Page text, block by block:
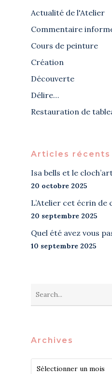
Actualité de l'Atelier
Commentaire
Cours de peinture
Création
Découverte
Délire…
Restauration de
Articles récents
Isa bells et le
20 octobre 2025
L’Atelier cet écrin
20 septembre 2025
Quel été avez vous
10 septembre 2025
Archives
Archives
Sélectionner un mois
Archives